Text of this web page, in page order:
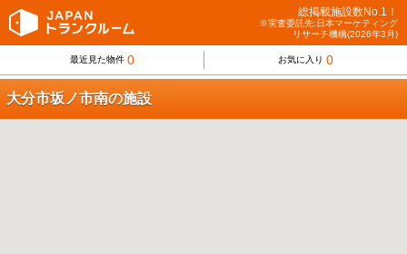
総掲載施設数No.1！
※実査委託先:日本マーケティング
リサーチ機構(2026年3月)
最近見た物件 0 お気に入り 0
大分市坂ノ市南の施設